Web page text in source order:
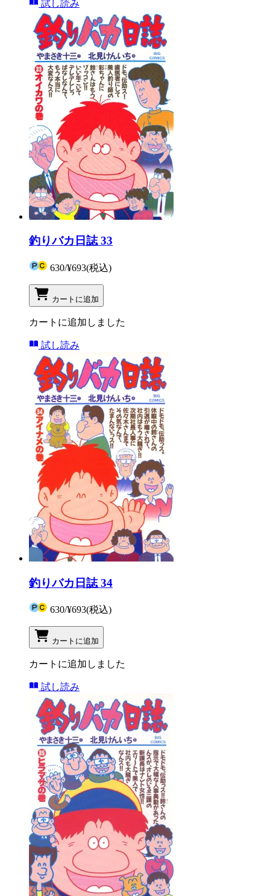
試し読み
釣りバカ日誌 33
630/¥693(税込)
カートに追加
カートに追加しました
試し読み
釣りバカ日誌 34
630/¥693(税込)
カートに追加
カートに追加しました
試し読み